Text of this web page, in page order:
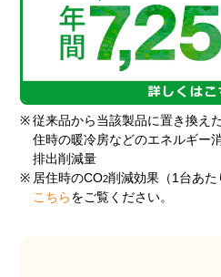
※ 従来品から当該製品に置き換え
住時の暖冷房などのエネルギー
排出削減量
※ 居住時のCO2削減効果（1台あた
こちら をご覧ください。